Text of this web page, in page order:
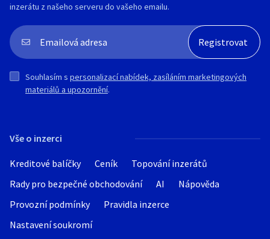
Vše o inzerci
Kreditové balíčky Ceník
Topování inzerátů
Rady pro bezpečné obchodování
AI
Nápověda
Provozní podmínky
Pravidla inzerce
Nastavení soukromí
inzerátu z našeho serveru do vašeho emailu.
Souhlasím s personalizací nabídek, zasíláním marketingových
materiálů a upozornění.